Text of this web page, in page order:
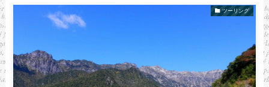
ツーリング